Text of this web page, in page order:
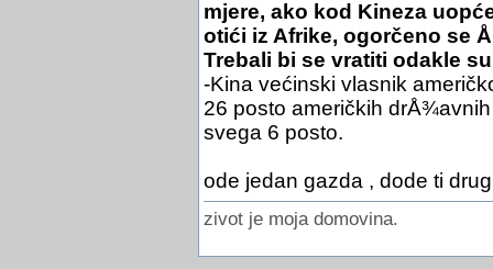
mjere, ako kod Kineza
otići iz Afrike, ogorčeno se
Trebali bi se vratiti odakle
-Kina većinski vlasnik
26 posto američkih
svega 6 posto.
ode jedan gazda , dode ti
zivot je moja domovina.